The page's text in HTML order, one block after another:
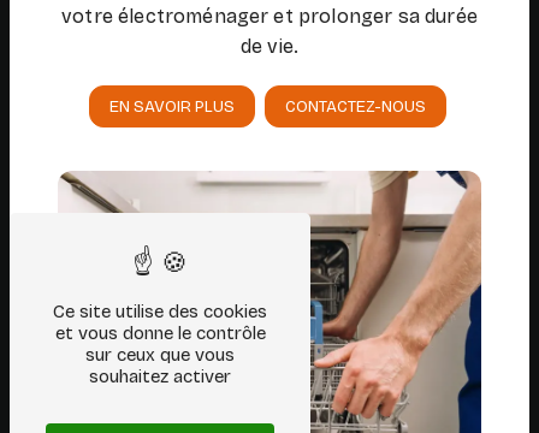
votre électroménager et prolonger sa durée
de vie.
EN SAVOIR PLUS CONTACTEZ-NOUS
Ce site utilise des cookies
et vous donne le contrôle
sur ceux que vous
souhaitez activer